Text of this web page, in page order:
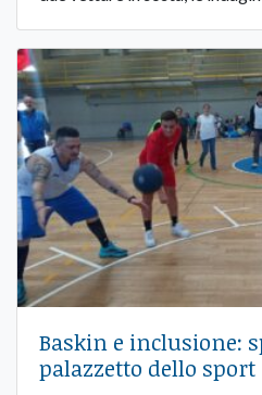
Baskin e inclusione:
palazzetto dello sport